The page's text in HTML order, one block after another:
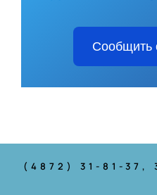
Сообщить
(4872) 31-81-37,